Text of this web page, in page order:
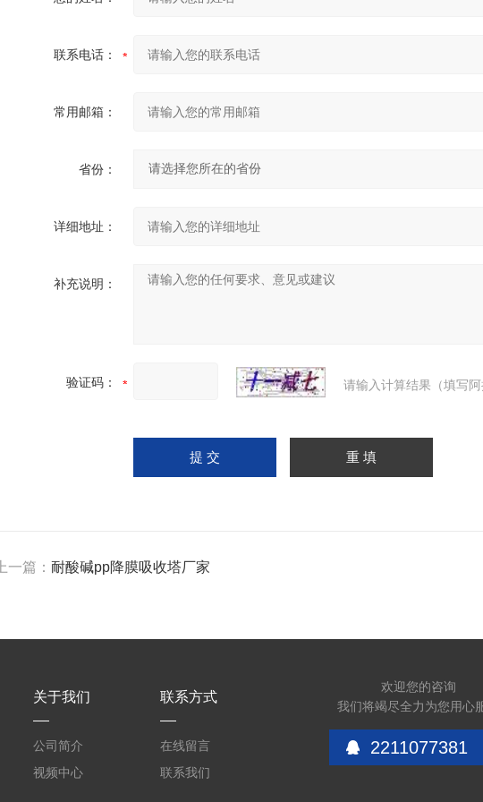
联系电话：
常用邮箱：
省份：
详细地址：
补充说明：
验证码： 请输入计算结果（填写
上一篇：耐酸碱pp降膜吸收塔厂家
关于我们
公司简介
视频中心
联系方式
在线留言
联系我们
欢迎您的咨询
我们将竭尽全力为您用心
2211077381